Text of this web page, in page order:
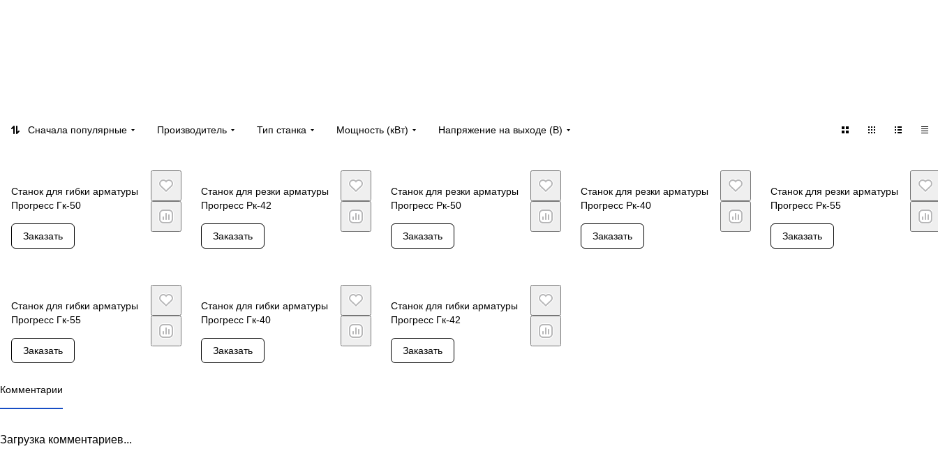
Сначала популярные Производитель Тип станка Мощность (кВт) Напряжение на выходе (В)
Станок для гибки арматуры
Прогресс Гк-50
Заказать
Станок для резки арматуры
Прогресс Рк-42
Заказать
Станок для резки арматуры
Прогресс Рк-50
Заказать
Станок для резки арматуры
Прогресс Рк-40
Заказать
Станок для резки арматуры
Прогресс Рк-55
Заказать
Станок для гибки арматуры
Прогресс Гк-55
Заказать
Станок для гибки арматуры
Прогресс Гк-40
Заказать
Станок для гибки арматуры
Прогресс Гк-42
Заказать
Комментарии
Загрузка комментариев...